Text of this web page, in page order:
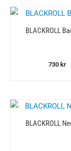
BLACKROLL
730 kr
BLACKROLL